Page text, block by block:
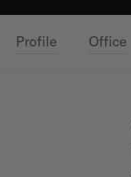
Profile Office